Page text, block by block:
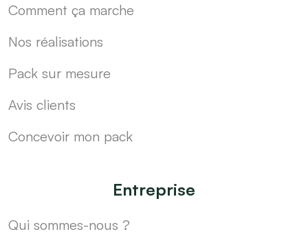
Comment ça marche
Nos réalisations
Pack sur mesure
Avis clients
Concevoir mon pack
Entreprise
Qui sommes-nous ?